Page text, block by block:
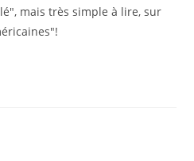
mais très simple à lire, sur